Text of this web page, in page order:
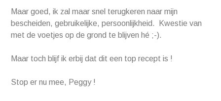
Maar goed, ik zal maar snel terugkeren naar mijn
bescheiden, gebruikelijke, persoonlijkheid. Kwestie van
met de voetjes op de grond te blijven hé ;-).
Maar toch blijf ik erbij dat dit een top recept is !
Stop er nu mee, Peggy !